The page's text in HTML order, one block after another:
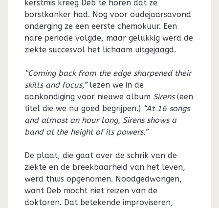
kerstmis kreeg Deb te horen dat ze
borstkanker had. Nog voor oudejaarsavond
onderging ze een eerste chemokuur. Een
nare periode volgde, maar gelukkig werd de
ziekte succesvol het lichaam uitgejaagd.
“Coming back from the edge sharpened their
skills and focus,”lezen we in de
aankondiging voor nieuwe album Sirens(een
titel die we nu goed begrijpen.) “At 16 songs
and almost an hour long, Sirens shows a
band at the height of its powers.”
De plaat, die gaat over de schrik van de
ziekte en de breekbaarheid van het leven,
werd thuis opgenomen. Noodgedwongen,
want Deb mocht niet reizen van de
doktoren. Dat betekende improviseren,